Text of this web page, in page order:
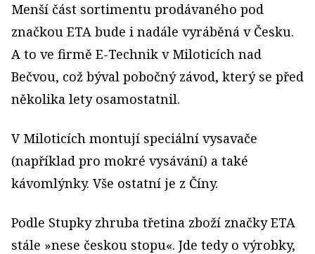
Menší část sortimentu prodávaného pod
značkou ETA bude i nadále vyráběná v Česku.
A to ve firmě E-Technik v Miloticích nad
Bečvou, což býval pobočný závod, který se před
několika lety osamostatnil.
V Miloticích montují speciální vysavače
(například pro mokré vysávání) a také
kávomlýnky. Vše ostatní je z Číny.
Podle Stupky zhruba třetina zboží značky ETA
stále »nese českou stopu«. Jde tedy o výrobky,